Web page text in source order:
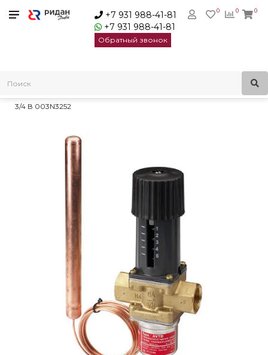
+7 931 988-41-81
+7 931 988-41-81
Обратный звонок
0
0 0
Регуляторы температуры
Регулятор температуры AVTB Danfoss ДУ 20 Трег., °С 20-60
3/4 В 003N3252